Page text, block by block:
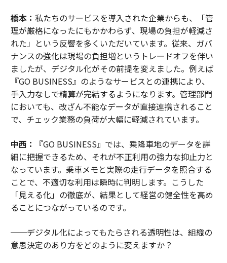
橋本： 私たちのサービスを導入された企業からも、「管
理が厳格になったにもかかわらず、現場の負担が軽減さ
れた」という反響を多くいただいています。従来、ガバ
ナンスの強化は現場の負担増というトレードオフを伴い
ましたが、デジタル化がその前提を変えました。例えば
『GO BUSINESS』のようなサービスとの連携により、
手入力なしで精算が完結するようになります。管理部門
においても、改ざん不能なデータが直接連携されること
で、チェック業務の負荷が大幅に軽減されています。
中西：
『GO BUSINESS』では、乗降車地のデータを詳
細に把握できるため、それが不正利用の強力な抑止力と
なっています。乗車メモと実際の走行データを照合する
ことで、不適切な利用は瞬時に判明します。こうした
「見える化」の徹底が、結果として経営の健全性を高め
ることにつながっているのです。
──デジタル化によってもたらされる透明性は、組織の
意思決定のあり方をどのように変えますか？